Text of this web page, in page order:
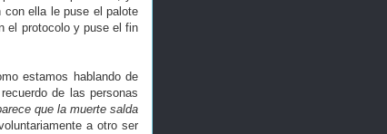
ella le puse el palote
el protocolo y puse el fin
estamos hablando de
de las personas
que la muerte salda
a otro ser